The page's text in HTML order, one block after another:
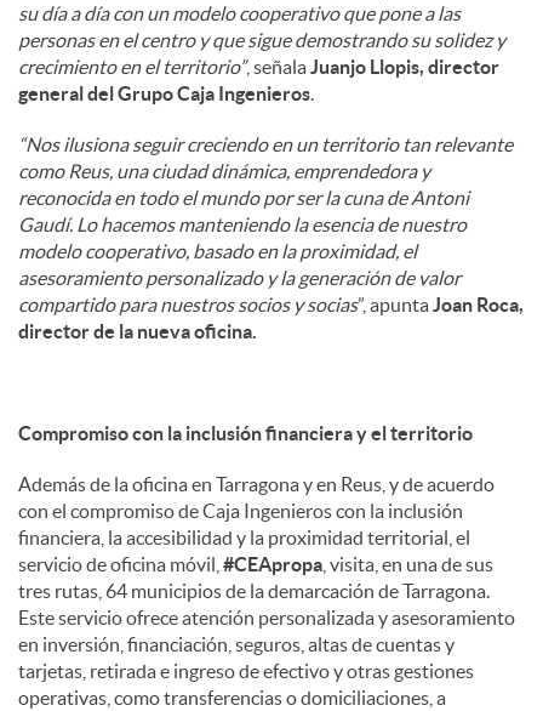
su día a día con un modelo cooperativo que pone a las
personas en el centro y que sigue demostrando su solidez y
crecimiento en el territorio”, señalaJuanjo Llopis, director
general del Grupo Caja Ingenieros.
“Nos ilusiona seguir creciendo en un territorio tan relevante
como Reus, una ciudad dinámica, emprendedora y
reconocida en todo el mundo por ser la cuna de Antoni
Gaudí. Lo hacemos manteniendo la esencia de nuestro
modelo cooperativo, basado en la proximidad, el
asesoramiento personalizado y la generación de valor
compartido para nuestros socios y socias”, apuntaJoan Roca,
director de la nueva oficina.
Compromiso con la inclusión financiera y el territorio
Además de la oficina en Tarragona y en Reus, y de acuerdo
con el compromiso de Caja Ingenieros con la inclusión
financiera, la accesibilidad y la proximidad territorial, el
servicio de oficina móvil, #CEApropa , visita, en una de sus
tres rutas, 64 municipios de la demarcación de Tarragona.
Este servicio ofrece atención personalizada y asesoramiento
en inversión, financiación, seguros, altas de cuentas y
tarjetas, retirada e ingreso de efectivo y otras gestiones
operativas, como transferencias o domiciliaciones, a